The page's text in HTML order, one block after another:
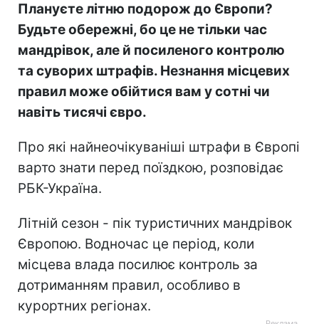
Плануєте літню подорож до Європи?
Будьте обережні, бо це не тільки час
мандрівок, але й посиленого контролю
та суворих штрафів. Незнання місцевих
правил може обійтися вам у сотні чи
навіть тисячі євро.
Про які найнеочікуваніші штрафи в Європі
варто знати перед поїздкою, розповідає
РБК-Україна.
Літній сезон - пік туристичних мандрівок
Європою. Водночас це період, коли
місцева влада посилює контроль за
дотриманням правил, особливо в
курортних регіонах.